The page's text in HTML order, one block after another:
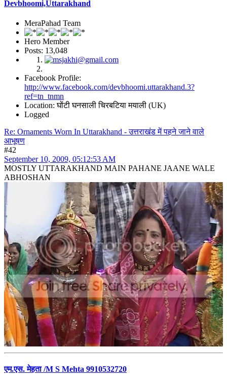
Devbhoomi,Uttarakhand
MeraPahad Team
Hero Member
Posts: 13,048
Facebook Profile:
http://www.facebook.com/devbhoomi.uttarakhand.3?
ref=tn_tnmn
Location: घोंटी घनसाली चिरबटिया मयाली (UK)
Logged
Re: Ornaments Worn In Uttarakhand - उत्तराखंड में पहने जाने वाले
आभूषण
#42
September 10, 2009, 05:12:53 AM
MOSTLY UTTARAKHAND MAIN PAHANE JAANE WALE
ABHOSHAN
एम.एस. मेहता /M S Mehta 9910532720